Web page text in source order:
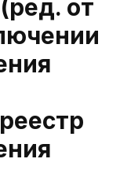
от